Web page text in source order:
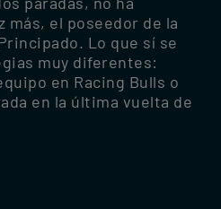
más, el poseedor de la
Lo que sí se
muy diferentes:
en Racing Bulls o
en la última vuelta de